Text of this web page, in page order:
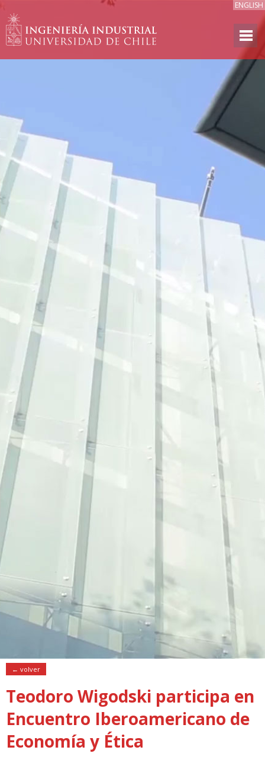
ENGLISH
← volver
Teodoro Wigodski participa en
Encuentro Iberoamericano de
Economía y Ética